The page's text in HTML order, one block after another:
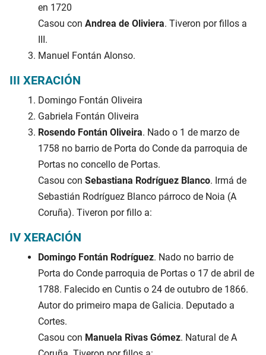
en 1720
Casou con Andrea de Oliviera. Tiveron por fillos a
III.
Manuel Fontán Alonso.
III XERACIÓN
Domingo Fontán Oliveira
Gabriela Fontán Oliveira
Rosendo Fontán Oliveira. Nado o 1 de marzo de
1758 no barrio de Porta do Conde da parroquia de
Portas no concello de Portas.
Casou con Sebastiana Rodríguez Blanco. Irmá de
Sebastián Rodríguez Blanco párroco de Noia (A
Coruña). Tiveron por fillo a:
IV XERACIÓN
Domingo Fontán Rodríguez. Nado no barrio de
Porta do Conde parroquia de Portas o 17 de abril de
1788. Falecido en Cuntis o 24 de outubro de 1866.
Autor do primeiro mapa de Galicia. Deputado a
Cortes.
Casou con Manuela Rivas Gómez. Natural de A